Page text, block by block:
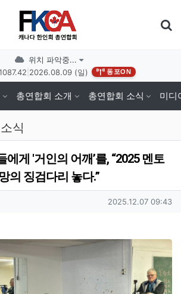
위치 파악중...
2026.08.09 (일) 동포ON
총연합회 소개 총연합회 소식 미디
식
에게 '거인의 어깨’를, “2025 멘토
의 징검다리 놓다.”
작성일
2025.12.07 09:43